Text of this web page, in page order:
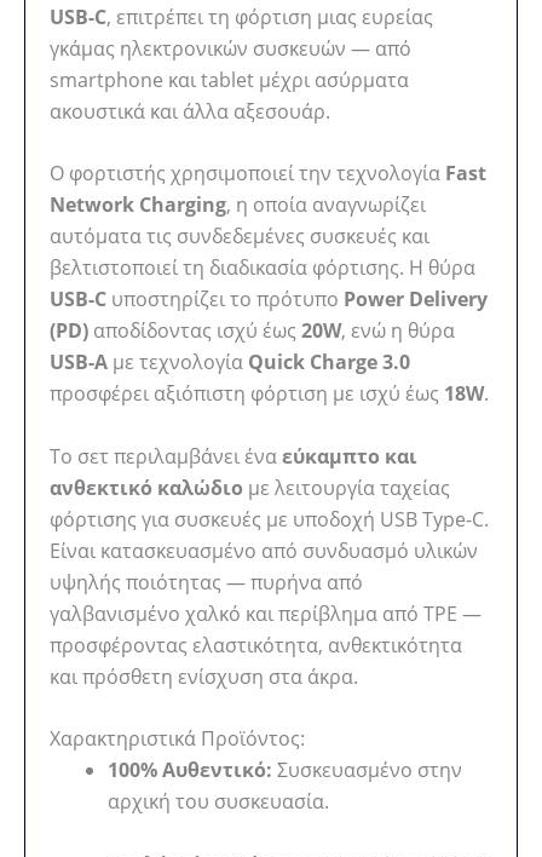
USB-C, επιτρέπει τη φόρτιση μιας ευρείας
γκάμας ηλεκτρονικών συσκευών — από
smartphone και tablet μέχρι ασύρματα
ακουστικά και άλλα αξεσουάρ.
Ο φορτιστής χρησιμοποιεί την τεχνολογία Fast
Network Charging, η οποία αναγνωρίζει
αυτόματα τις συνδεδεμένες συσκευές και
βελτιστοποιεί τη διαδικασία φόρτισης. Η θύρα
USB-C υποστηρίζει το πρότυπο Power Delivery
(PD) αποδίδοντας ισχύ έως 20W, ενώ η θύρα
USB-A με τεχνολογία Quick Charge 3.0
προσφέρει αξιόπιστη φόρτιση με ισχύ έως 18W.
Το σετ περιλαμβάνει έναεύκαμπτο και
ανθεκτικό καλώδιο με λειτουργία ταχείας
φόρτισης για συσκευές με υποδοχή USB Type-C.
Είναι κατασκευασμένο από συνδυασμό υλικών
υψηλής ποιότητας — πυρήνα από
γαλβανισμένο χαλκό και περίβλημα από TPE —
προσφέροντας ελαστικότητα, ανθεκτικότητα
και πρόσθετη ενίσχυση στα άκρα.
Χαρακτηριστικά Προϊόντος:
100% Αυθεντικό: Συσκευασμένο στην
αρχική του συσκευασία.